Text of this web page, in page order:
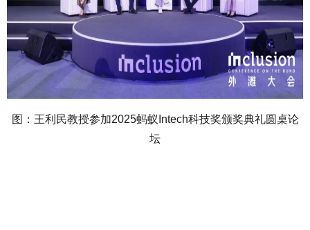
图：王利民教授参加2025蚂蚁 Intech科技奖颁奖典礼圆桌论
坛